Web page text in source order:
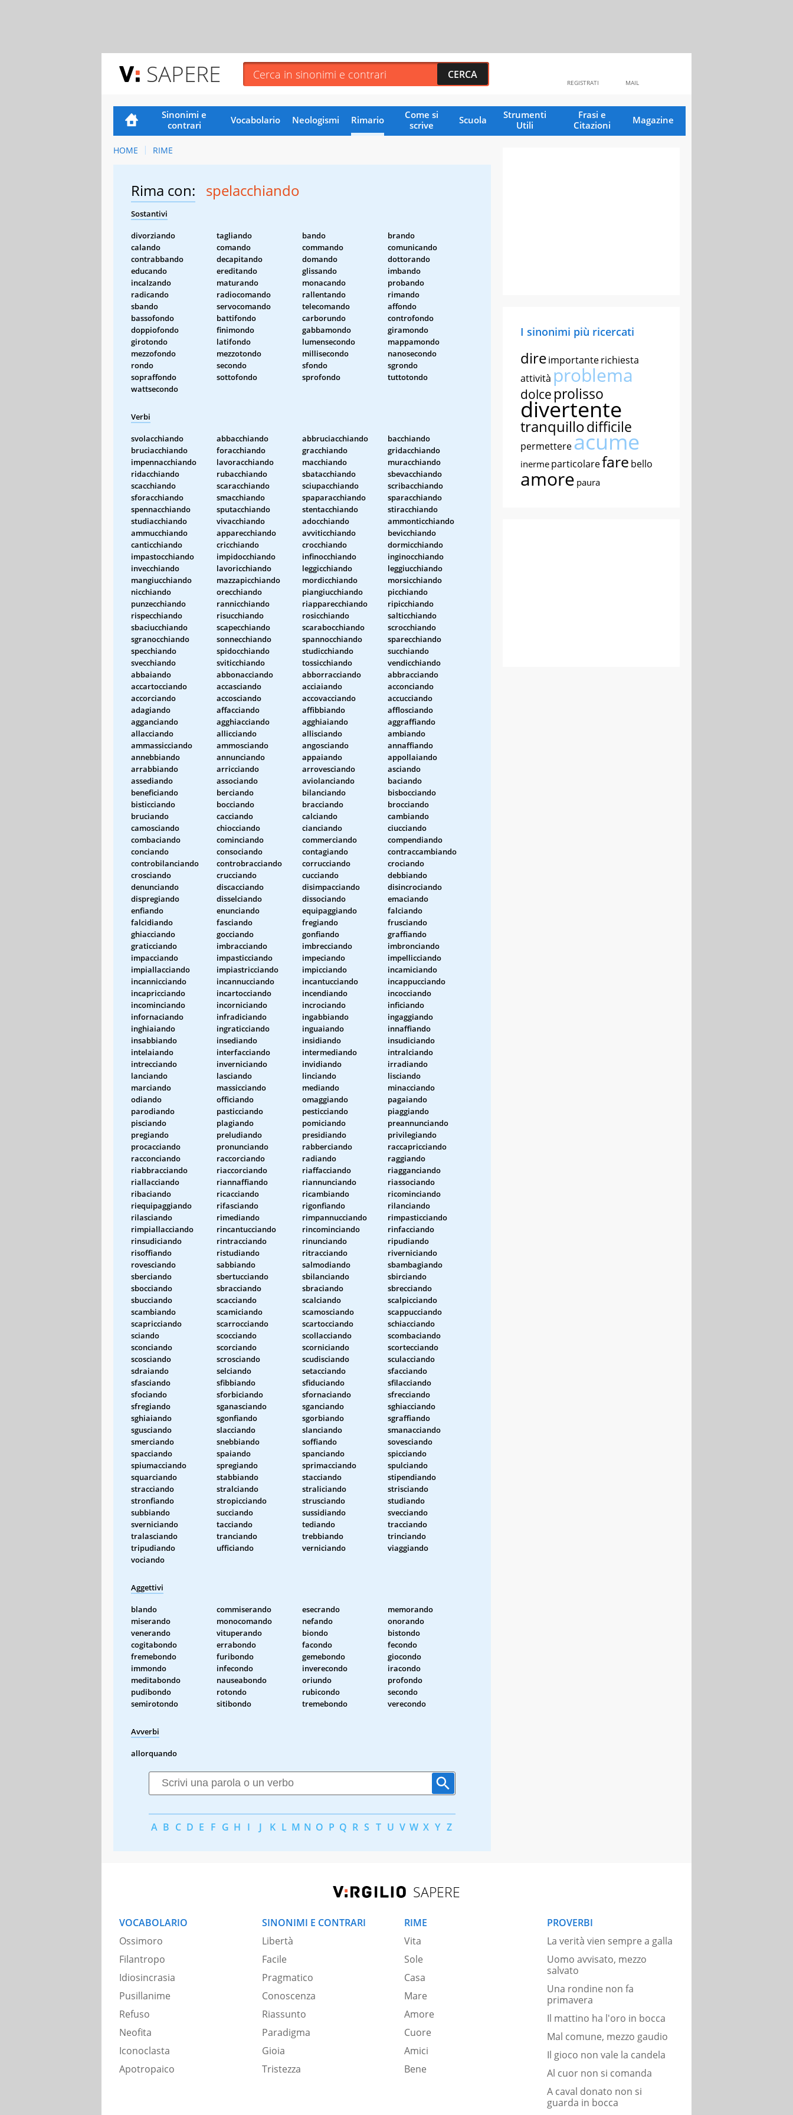
SAPERE MAIL
REGISTRATI
Sinonimi e
contrari
Vocabolario Neologismi Rimario
Come si
scrive
Scuola
Strumenti
Utili
Frasi e
Citazioni
Magazine
HOME RIME
Rima con: spelacchiando
Sostantivi
divorziando tagliando bando
brando
calando
comando commando
comunicando
contrabbando
decapitando domando
dottorando
educando
ereditando glissando
imbando
incalzando
maturando monacando
probando
radicando
radiocomando rallentando
rimando
sbando
servocomando telecomando
affondo
bassofondo
battifondo carborundo
controfondo
doppiofondo
finimondo gabbamondo
giramondo
girotondo
latifondo lumensecondo
mappamondo
mezzofondo
mezzotondo millisecondo
nanosecondo
rondo
secondo sfondo
sgrondo
sopraffondo
sottofondo sprofondo
tuttotondo
wattsecondo
Verbi
svolacchiando abbacchiando abbruciacchiando
bacchiando
bruciacchiando
foracchiando gracchiando
gridacchiando
impennacchiando
lavoracchiando macchiando
muracchiando
ridacchiando
rubacchiando sbatacchiando
sbevacchiando
scacchiando
scaracchiando sciupacchiando
scribacchiando
sforacchiando
smacchiando spaparacchiando
sparacchiando
spennacchiando
sputacchiando stentacchiando
stiracchiando
studiacchiando
vivacchiando adocchiando
ammonticchiando
ammucchiando
apparecchiando avviticchiando
bevicchiando
canticchiando
cricchiando crocchiando
dormicchiando
impastocchiando
impidocchiando infinocchiando
inginocchiando
invecchiando
lavoricchiando leggicchiando
leggiucchiando
mangiucchiando
mazzapicchiando mordicchiando
morsicchiando
nicchiando
orecchiando piangiucchiando
picchiando
punzecchiando
rannicchiando riapparecchiando
ripicchiando
rispecchiando
risucchiando rosicchiando
salticchiando
sbaciucchiando
scapecchiando scarabocchiando
scrocchiando
sgranocchiando
sonnecchiando spannocchiando
sparecchiando
specchiando
spidocchiando studicchiando
succhiando
svecchiando
sviticchiando tossicchiando
vendicchiando
abbaiando
abbonacciando abborracciando
abbracciando
accartocciando
accasciando acciaiando
acconciando
accorciando
accosciando accovacciando
accucciando
adagiando
affacciando affibbiando
afflosciando
agganciando
agghiacciando agghiaiando
aggraffiando
allacciando
allicciando allisciando
ambiando
ammassicciando
ammosciando angosciando
annaffiando
annebbiando
annunciando appaiando
appollaiando
arrabbiando
arricciando arrovesciando
asciando
assediando
associando aviolanciando
baciando
beneficiando
berciando bilanciando
bisbocciando
bisticciando
bocciando bracciando
brocciando
bruciando
cacciando calciando
cambiando
camosciando
chiocciando cianciando
ciucciando
combaciando
cominciando commerciando
compendiando
conciando
consociando contagiando
contraccambiando
controbilanciando
controbracciando corrucciando
crociando
crosciando
crucciando cucciando
debbiando
denunciando
discacciando disimpacciando
disincrociando
dispregiando
disselciando dissociando
emaciando
enfiando
enunciando equipaggiando
falciando
falcidiando
fasciando fregiando
frusciando
ghiacciando
gocciando gonfiando
graffiando
graticciando
imbracciando imbrecciando
imbronciando
impacciando
impasticciando impeciando
impellicciando
impiallacciando
impiastricciando impicciando
incamiciando
incannicciando
incannucciando incantucciando
incappucciando
incapricciando
incartocciando incendiando
incocciando
incominciando
incorniciando incrociando
inficiando
infornaciando
infradiciando ingabbiando
ingaggiando
inghiaiando
ingraticciando inguaiando
innaffiando
insabbiando
insediando insidiando
insudiciando
intelaiando
interfacciando intermediando
intralciando
intrecciando
inverniciando invidiando
irradiando
lanciando
lasciando linciando
lisciando
marciando
massicciando mediando
minacciando
odiando
officiando omaggiando
pagaiando
parodiando
pasticciando pesticciando
piaggiando
pisciando
plagiando pomiciando
preannunciando
pregiando
preludiando presidiando
privilegiando
procacciando
pronunciando rabberciando
raccapricciando
racconciando
raccorciando radiando
raggiando
riabbracciando
riaccorciando riaffacciando
riagganciando
riallacciando
riannaffiando riannunciando
riassociando
ribaciando
ricacciando ricambiando
ricominciando
riequipaggiando
rifasciando rigonfiando
rilanciando
rilasciando
rimediando rimpannucciando
rimpasticciando
rimpiallacciando
rincantucciando rincominciando
rinfacciando
rinsudiciando
rintracciando rinunciando
ripudiando
risoffiando
ristudiando ritracciando
riverniciando
rovesciando
sabbiando salmodiando
sbambagiando
sberciando
sbertucciando sbilanciando
sbirciando
sbocciando
sbracciando sbraciando
sbrecciando
sbucciando
scacciando scalciando
scalpicciando
scambiando
scamiciando scamosciando
scappucciando
scapricciando
scarrocciando scartocciando
schiacciando
sciando
scocciando scollacciando
scombaciando
sconciando
scorciando scorniciando
scortecciando
scosciando
scrosciando scudisciando
sculacciando
sdraiando
selciando setacciando
sfacciando
sfasciando
sfibbiando sfiduciando
sfilacciando
sfociando
sforbiciando sfornaciando
sfrecciando
sfregiando
sganasciando sganciando
sghiacciando
sghiaiando
sgonfiando sgorbiando
sgraffiando
sgusciando
slacciando slanciando
smanacciando
smerciando
snebbiando soffiando
sovesciando
spacciando
spaiando spanciando
spicciando
spiumacciando
spregiando sprimacciando
spulciando
squarciando
stabbiando stacciando
stipendiando
stracciando
stralciando straliciando
strisciando
stronfiando
stropicciando strusciando
studiando
subbiando
succiando sussidiando
svecciando
sverniciando
tacciando tediando
tracciando
tralasciando
tranciando trebbiando
trinciando
tripudiando
ufficiando verniciando
viaggiando
vociando
Aggettivi
blando commiserando esecrando
memorando
miserando
monocomando nefando
onorando
venerando
vituperando biondo
bistondo
cogitabondo
errabondo facondo
fecondo
fremebondo
furibondo gemebondo
giocondo
immondo
infecondo inverecondo
iracondo
meditabondo
nauseabondo oriundo
profondo
pudibondo
rotondo rubicondo
secondo
semirotondo
sitibondo tremebondo verecondo
Avverbi
allorquando
A B C D E F G H I J K L M N O P Q R S T U V W X Y Z
I sinonimi più ricercati
direimportanterichiesta
attività problema
dolce prolisso
divertente
tranquillodifficile
permettereacume
inerme particolarefare bello
amore paura
SAPERE
VOCABOLARIO
Ossimoro
Filantropo
Idiosincrasia
Pusillanime
Refuso
Neofita
Iconoclasta
Apotropaico
SINONIMI E CONTRARI
Libertà
Facile
Pragmatico
Conoscenza
Riassunto
Paradigma
Gioia
Tristezza
RIME
Vita
Sole
Casa
Mare
Amore
Cuore
Amici
Bene
PROVERBI
La verità vien sempre a galla
Uomo avvisato, mezzo
salvato
Una rondine non fa
primavera
Il mattino ha l'oro in bocca
Mal comune, mezzo gaudio
Il gioco non vale la candela
Al cuor non si comanda
A caval donato non si
guarda in bocca